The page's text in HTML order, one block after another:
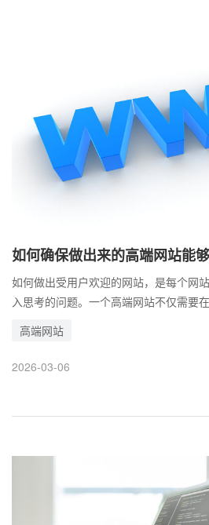
如何确保做出来的高端网站能
如何做出受用户欢迎的网站，是每个网
入思考的问题。一个高端网站不仅需要
说，网站内容应具有专业性和吸引力，
提供独特价值。通过定期更新优质文章
需求、功能设计和内容优化的各个环节
又受欢迎的网站。
高端网站
2026-03-06